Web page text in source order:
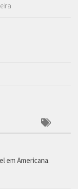
em Americana.